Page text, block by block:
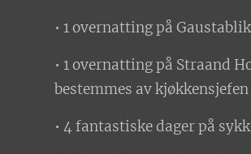
• 1 overnatting på
• 1 overnatting på Straand
bestemmes av
• 4 fantastiske dager på